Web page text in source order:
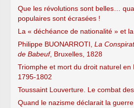
Que les révolutions sont belles…
populaires sont écrasées !
La « déchéance de nationalité » et
Philippe BUONARROTI, La
de Babeuf, Bruxelles, 1828
Triomphe et mort du droit naturel en
1795-1802
Toussaint Louverture. Le combat
Quand le nazisme déclarait la